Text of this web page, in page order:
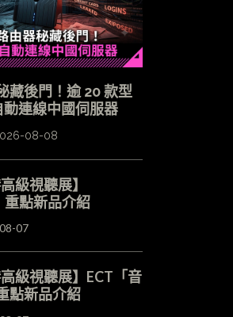
藏後門！逾 20 款型
連線中國伺服器
08-08
級視聽展】
點新品介紹
07
高級視聽展】ECT「音
點新品介紹